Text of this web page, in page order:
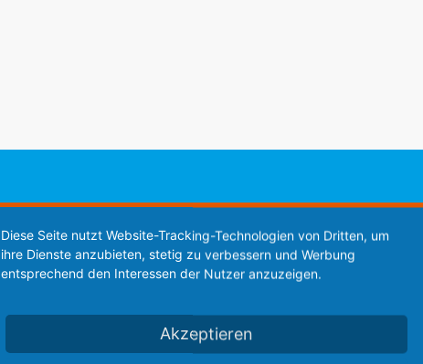
Diese Webseite steht zum Verkauf
This website is for sale
Statistics
Diese Seite nutzt Website-Tracking-Technologien von Dritten, um
ihre Dienste anzubieten, stetig zu verbessern und Werbung
entsprechend den Interessen der Nutzer anzuzeigen.
Akzeptieren